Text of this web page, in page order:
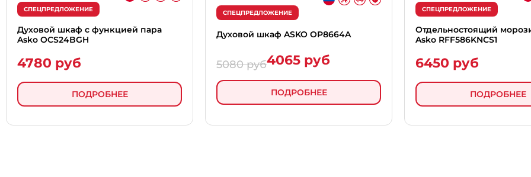
СПЕЦПРЕДЛОЖЕНИЕ
Духовой шкаф с функцией пара
Asko OCS24BGH
4780 руб
ПОДРОБНЕЕ
СПЕЦПРЕДЛОЖЕНИЕ
Духовой шкаф ASKO OP8664A
5080 руб4065 руб
ПОДРОБНЕЕ
СПЕЦПРЕДЛОЖЕНИЕ
Отдельностоящий
Asko RFF586KNCS1
6450 руб
ПОДРОБНЕЕ